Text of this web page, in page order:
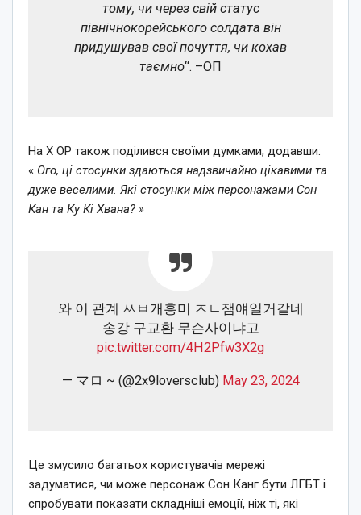
тому, чи через свій статус
північнокорейського солдата він
придушував свої почуття, чи кохав
таємно“. –ОП
На X OP також поділився своїми думками, додавши:
« Ого, ці стосунки здаються надзвичайно цікавими та
дуже веселими. Які стосунки між персонажами Сон
Кан та Ку Кі Хвана? »
와 이 관계 ㅆㅂ개흥미 ㅈㄴ잼얘일거같네
송강 구교환 무슨사이냐고
pic.twitter.com/4H2Pfw3X2g
— マロ ~ (@2x9loversclub) May 23, 2024
Це змусило багатьох користувачів мережі
задуматися, чи може персонаж Сон Канг бути ЛГБТ і
спробувати показати складніші емоції, ніж ті, які